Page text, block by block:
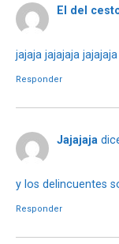
El del
jajaja jajajaja jajajaja
Responder
Jajajaja
y los delincuentes
Responder